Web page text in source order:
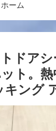
ホーム
ドア
ト。
キング